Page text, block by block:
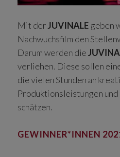
Mit derJUVINALE geben
Nachwuchsfilm den
Darum werden die
verliehen. Diese sollen
die vielen Stunden an
Produktionsleistungen
schätzen.
GEWINNER*INNEN